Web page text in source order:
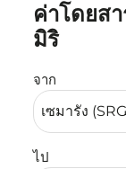
ค่าโดยส
มิริ
จาก
ไป
ลองอัปเดตเส้